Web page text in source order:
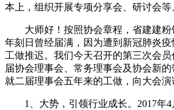
本上，组织开展专项分享会、研讨会等
大师好！按照协会章程，省建建粉
年刻日曾经届满，因为遭到新冠肺炎
工做推迟。我们今天召开的第三次会
届协会理事会、常务理事会及协会新
就二届理事会五年来的工做，向大会演
1、大势，引领行业成长。2017年4